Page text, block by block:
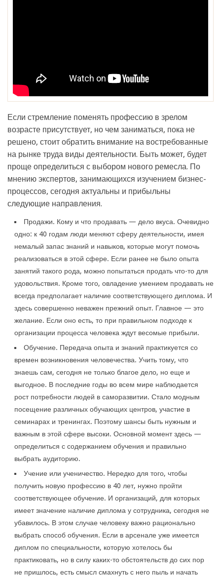
Если стремление поменять профессию в зрелом
возрасте присутствует, но чем заниматься, пока не
решено, стоит обратить внимание на востребованные
на рынке труда виды деятельности. Быть может, будет
проще определиться с выбором нового ремесла. По
мнению экспертов, занимающихся изучением бизнес-
процессов, сегодня актуальны и прибыльны
следующие направления.
Продажи. Кому и что продавать — дело вкуса. Очевидно
одно: к 40 годам люди меняют сферу деятельности, имея
немалый запас знаний и навыков, которые могут помочь
реализоваться в этой сфере. Если ранее не было опыта
занятий такого рода, можно попытаться продать что-то для
удовольствия. Кроме того, овладение умением продавать не
всегда предполагает наличие соответствующего диплома. И
здесь совершенно неважен прежний опыт. Главное — это
желание. Если оно есть, то при правильном подходе к
организации процесса человека ждут весомые прибыли.
Обучение. Передача опыта и знаний практикуется со
времен возникновения человечества. Учить тому, что
знаешь сам, сегодня не только благое дело, но еще и
выгодное. В последние годы во всем мире наблюдается
рост потребности людей в саморазвитии. Стало модным
посещение различных обучающих центров, участие в
семинарах и тренингах. Поэтому шансы быть нужным и
важным в этой сфере высоки. Основной момент здесь —
определиться с содержанием обучения и правильно
выбрать аудиторию.
Учение или ученичество. Нередко для того, чтобы
получить новую профессию в 40 лет, нужно пройти
соответствующее обучение. И организаций, для которых
имеет значение наличие диплома у сотрудника, сегодня не
убавилось. В этом случае человеку важно рационально
выбрать способ обучения. Если в арсенале уже имеется
диплом по специальности, которую хотелось бы
практиковать, но в силу каких-то обстоятельств до сих пор
не пришлось, есть смысл смахнуть с него пыль и начать